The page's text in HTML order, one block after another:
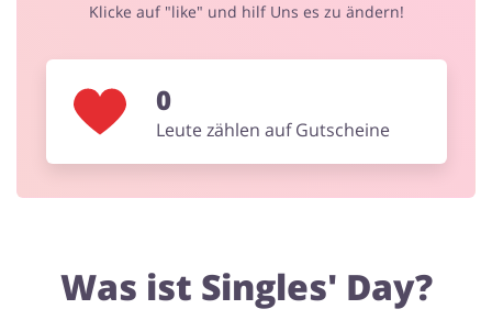
Sport & Hobby
Klicke auf "like" und hilf Uns es zu ändern!
0
Leute zählen auf Gutscheine
Was ist Singles' Day?